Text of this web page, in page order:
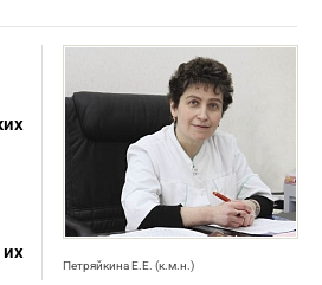
Петряйкина Е.Е. (к.м.н.)